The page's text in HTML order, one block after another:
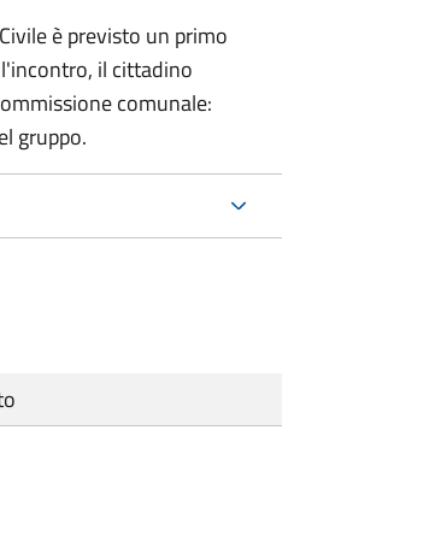
è previsto un primo
il cittadino
comunale:
gruppo.